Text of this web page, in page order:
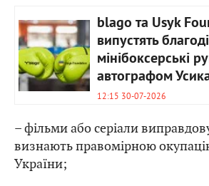
blago та Usyk
випустять
мінібоксерські
автографом
12:15 30-07-2026
– фільми або серіали
визнають правомірною
України;